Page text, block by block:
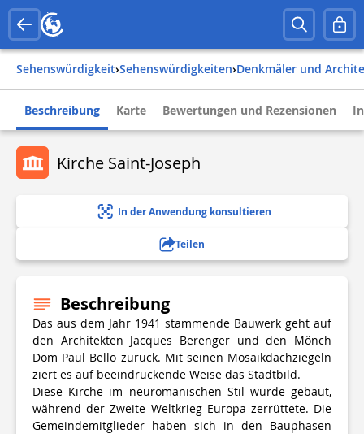
Sehenswürdigkeit› Sehenswürdigkeiten› Denkmäler und
Beschreibung Karte Bewertungen und Rezensionen
Kirche Saint-Joseph
In der Anwendung konsultieren
Teilen
Beschreibung
Das aus dem Jahr 1941 stammende Bauwerk geht auf
den Architekten Jacques Berenger und den Mönch
Dom Paul Bello zurück. Mit seinen Mosaikdachziegeln
ziert es auf beeindruckende Weise das Stadtbild.
Diese Kirche im neuromanischen Stil wurde gebaut,
während der Zweite Weltkrieg Europa zerrüttete. Die
Gemeindemitglieder haben sich in den Bauphasen